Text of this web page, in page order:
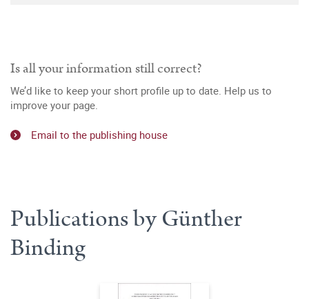
Is all your information still correct?
We’d like to keep your short profile up to date. Help us to
improve your page.
Email to the publishing house
Publications by Günther
Binding